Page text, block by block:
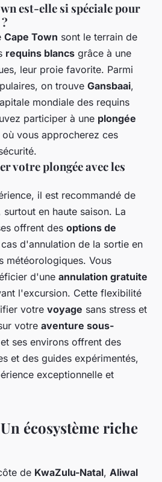
est-elle si spéciale pour
Cape Town sont le terrain de
requins blancs grâce à une
leur proie favorite. Parmi
on trouve Gansbaai,
mondiale des requins
participer à une plongée
vous approcherez ces
votre plongée avec les
il est recommandé de
en haute saison. La
offrent des options de
d'annulation de la sortie en
météorologiques. Vous
d'une annulation gratuite
l'excursion. Cette flexibilité
votre voyage sans stress et
votre aventure sous-
ses environs offrent des
et des guides expérimentés,
exceptionnelle et
écosystème riche
de KwaZulu-Natal, Aliwal